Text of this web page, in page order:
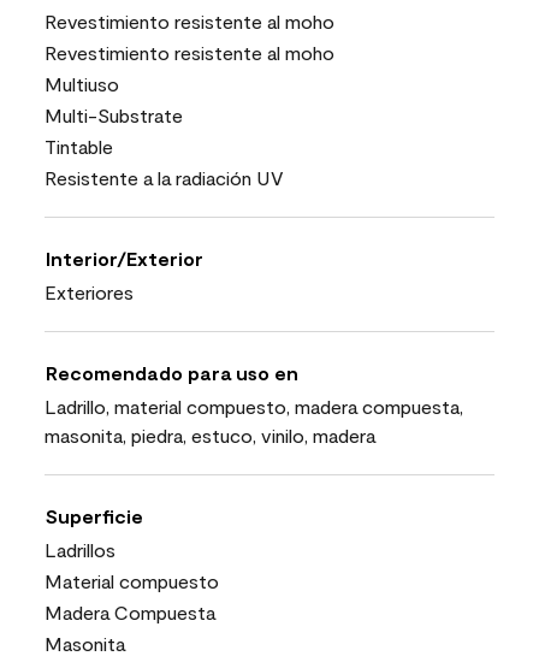
Revestimiento resistente al moho
Revestimiento resistente al moho
Multiuso
Multi-Substrate
Tintable
Resistente a la radiación UV
Interior/Exterior
Exteriores
Recomendado para uso en
Ladrillo, material compuesto, madera compuesta,
masonita, piedra, estuco, vinilo, madera
Superficie
Ladrillos
Material compuesto
Madera Compuesta
Masonita